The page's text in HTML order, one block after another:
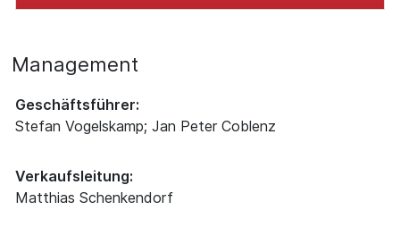
Management
Geschäftsführer:
Stefan Vogelskamp; Jan Peter Coblenz
Verkaufsleitung:
Matthias Schenkendorf